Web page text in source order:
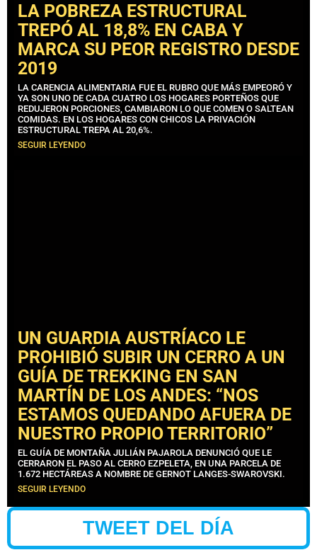
LA POBREZA ESTRUCTURAL
TREPÓ AL 18,8% EN CABA Y
MARCA SU PEOR REGISTRO DESDE
2019
LA CARENCIA ALIMENTARIA FUE EL RUBRO QUE MÁS EMPEORÓ Y
YA SON UNO DE CADA CUATRO LOS HOGARES PORTEÑOS QUE
REDUJERON PORCIONES, CAMBIARON LO QUE COMEN O SALTEAN
COMIDAS. EN LOS HOGARES CON CHICOS LA PRIVACIÓN
ESTRUCTURAL TREPA AL 20,6%.
SEGUIR LEYENDO
UN GUARDIA AUSTRÍACO LE
PROHIBIÓ SUBIR UN CERRO A UN
GUÍA DE TREKKING EN SAN
MARTÍN DE LOS ANDES: “NOS
ESTAMOS QUEDANDO AFUERA DE
NUESTRO PROPIO TERRITORIO”
EL GUÍA DE MONTAÑA JULIÁN PAJAROLA DENUNCIÓ QUE LE
CERRARON EL PASO AL CERRO EZPELETA, EN UNA PARCELA DE
1.672 HECTÁREAS A NOMBRE DE GERNOT LANGES-SWAROVSKI.
SEGUIR LEYENDO
TWEET DEL DÍA